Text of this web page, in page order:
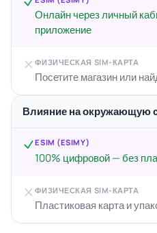
Онлайн через личный
приложение
ФИЗИЧЕСКАЯ SIM-КАРТА
Посетите магазин или
Влияние на окружающую
ESIM (ESIMY)
100% цифровой — без
ФИЗИЧЕСКАЯ SIM-КАРТА
Пластиковая карта и